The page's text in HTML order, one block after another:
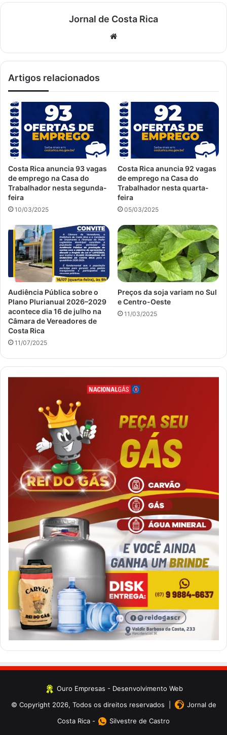
Jornal de Costa Rica
Artigos relacionados
Costa Rica anuncia 93 vagas
de emprego na Casa do
Trabalhador nesta segunda-
feira
10/03/2025
Costa Rica anuncia 92 vagas
de emprego na Casa do
Trabalhador nesta quarta-
feira
05/03/2025
Audiência Pública sobre o
Plano Plurianual 2026–2029
acontece dia 16 de julho na
Câmara de Vereadores de
Costa Rica
11/07/2025
Preços da soja variam no Sul
e Centro-Oeste
11/03/2025
Ouro Empresas - Desenvolvimento Web
© Copyright 2026, Todos os direitos reservados |
Jornal de
Costa Rica - Silvestre de Castro